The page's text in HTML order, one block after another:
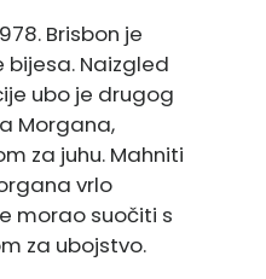
Brisbon je
Naizgled
ubo je drugog
Morgana,
za juhu. Mahniti
vrlo
morao suočiti s
za ubojstvo.